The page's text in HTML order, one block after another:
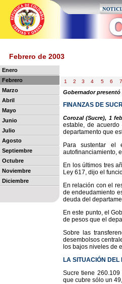
Febrero de 2003
Enero
Febrero
Marzo
Abril
Mayo
Junio
Julio
Agosto
Septiembre
Octubre
Noviembre
Diciembre
1 2 3 4 5 6 7
Gobernador presentó
FINANZAS DE
Corozal (Sucre), 1
estable, de
departamento que
Para sustentar el
autofinanciamiento,
En los últimos tres
Ley 617, dijo el
En relación con el
de endeudamiento
deuda del
En este punto, el
de pesos que el
Sobre las
desembolsos
los bajos niveles de
LA SITUACIÓN DEL
Sucre tiene
que cubre sólo un